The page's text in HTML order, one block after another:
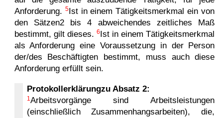
Anforderung. 5Ist in einem Tätigkeitsmerkmal ein von
den Sätzen2 bis 4 abweichendes zeitliches Maß
bestimmt, gilt dieses. 6Ist in einem Tätigkeitsmerkmal
als Anforderung eine Voraussetzung in der Person
der/des Beschäftigten bestimmt, muss auch diese
Anforderung erfüllt sein.
Protokollerklärungzu Absatz 2:
1 Arbeitsvorgänge sind Arbeitsleistungen
(einschließlich Zusammenhangsarbeiten), die,